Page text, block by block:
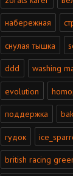
набережная
снулая тышка
ddd washing
evolution
поддержка
гудок
british racing